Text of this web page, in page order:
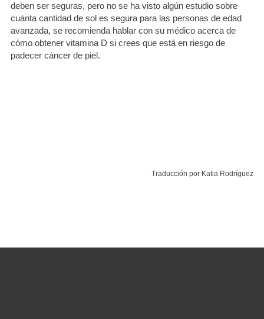
deben ser seguras, pero no se ha visto algún estudio sobre
cuánta cantidad de sol es segura para las personas de edad
avanzada, se recomienda hablar con su médico acerca de
cómo obtener vitamina D si crees que está en riesgo de
padecer cáncer de piel.
Traducción por Katia Rodríguez